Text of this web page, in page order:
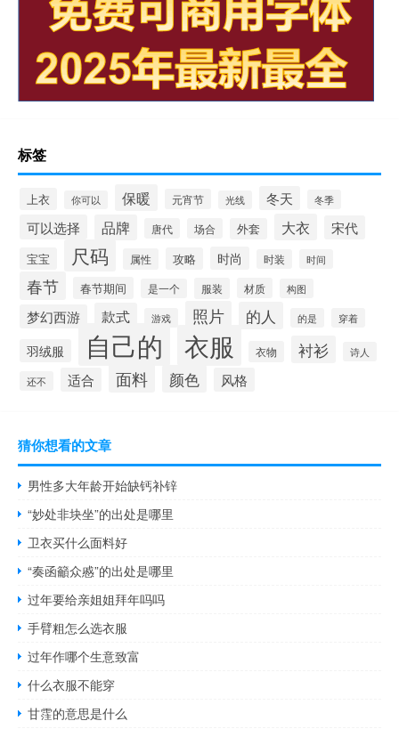
标签
上衣 你可以 保暖 元宵节 光线 冬天 冬季
可以选择 品牌 唐代 场合 外套 大衣 宋代
宝宝 尺码 属性 攻略 时尚 时装 时间
春节 春节期间 是一个 服装 材质 构图
梦幻西游 款式 游戏 照片 的人 的是 穿着
羽绒服 自己的 衣服 衣物 衬衫 诗人
还不 适合 面料 颜色 风格
猜你想看的文章
男性多大年龄开始缺钙补锌
“妙处非块坐”的出处是哪里
卫衣买什么面料好
“奏函籲众慼”的出处是哪里
过年要给亲姐姐拜年吗吗
手臂粗怎么选衣服
过年作哪个生意致富
什么衣服不能穿
甘霔的意思是什么